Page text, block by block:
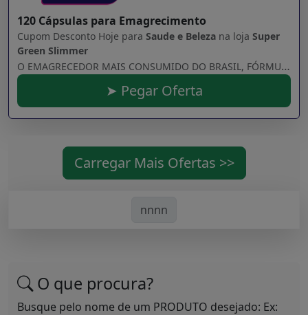
120 Cápsulas para Emagrecimento
Cupom Desconto Hoje para Saude e Beleza na loja Super
Green Slimmer
O EMAGRECEDOR MAIS CONSUMIDO DO BRASIL, FÓRMULA ÚNICA E EFICAZ, ELIMINE ATÉ 15KG DE GORDURA RAPIDAMENTE TOMANDO APENAS 2 CÁPSULAS POR DIA.
➤ Pegar Oferta
Carregar Mais Ofertas >>
nnnn
O que procura?
Busque pelo nome de um PRODUTO desejado: Ex: